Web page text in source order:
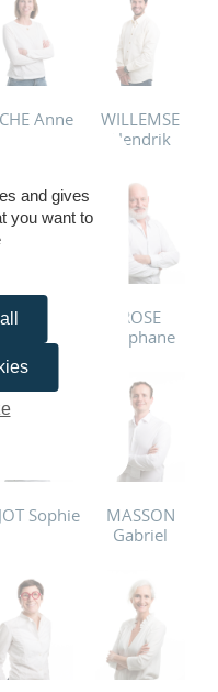
Anne
WILLEMSE
Hendrik
Julien
ROSE
Stéphane
Sophie
MASSON
Gabriel
and gives
you want to